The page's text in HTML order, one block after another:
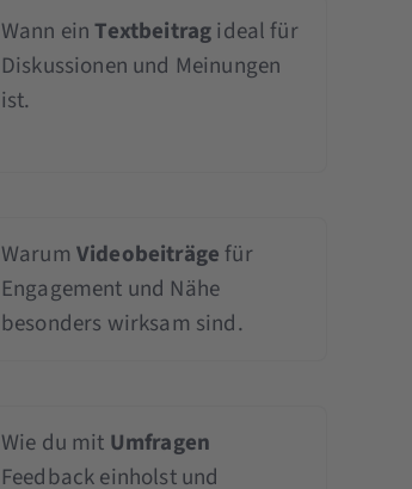
Wann einTextbeitragideal für
Diskussionen und Meinungen
ist.
Warum Videobeiträgefür
Engagement und Nähe
besonders wirksam sind.
Wie du mit Umfragen
Feedback einholst und